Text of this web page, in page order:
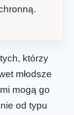
którzy
młodsze
mogą go
od typu